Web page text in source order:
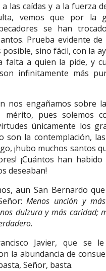
a las caídas y a la fuerza
vemos que por la
se han
Prueba evidente
posible, sino fácil, con la
falta a quien la pide, y
infinitamente más
nos engañamos sobre
mérito, pues solemos
únicamente los
son la contemplación,
¡hubo muchos santos
¡Cuántos han
deseaban!
aun San Bernardo
Menos unción y
dulzura y más caridad;
.
Javier, que se
la abundancia de
Señor, basta.